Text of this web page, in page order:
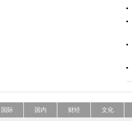
国际 国内 财经 文化